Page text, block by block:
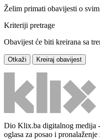
Želim primati obavijesti o
Kriteriji pretrage
Obavijest će biti kreirana sa
Otkaži Kreiraj obavijest
Dio Klix.ba digitalnog medija
oglasa za posao i